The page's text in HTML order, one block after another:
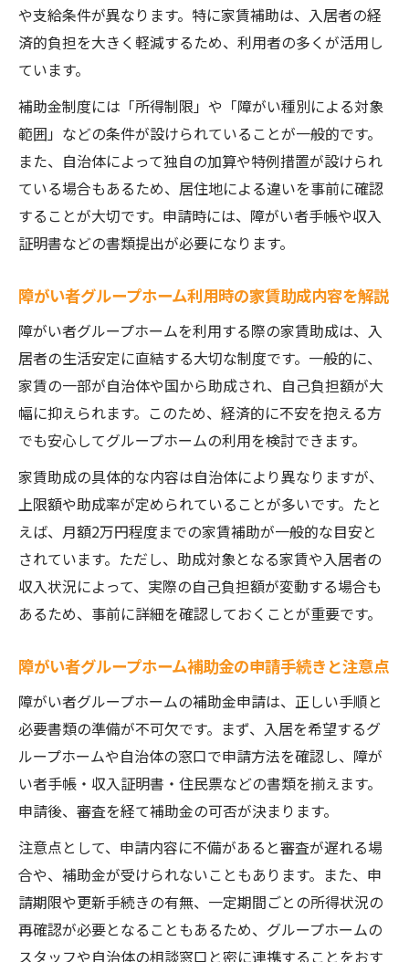
や支給条件が異なります。特に家賃補助は、入居者の経
済的負担を大きく軽減するため、利用者の多くが活用し
ています。
補助金制度には「所得制限」や「障がい種別による対象
範囲」などの条件が設けられていることが一般的です。
また、自治体によって独自の加算や特例措置が設けられ
ている場合もあるため、居住地による違いを事前に確認
することが大切です。申請時には、障がい者手帳や収入
証明書などの書類提出が必要になります。
障がい者グループホーム利用時の家賃助成内容を解説
障がい者グループホームを利用する際の家賃助成は、入
居者の生活安定に直結する大切な制度です。一般的に、
家賃の一部が自治体や国から助成され、自己負担額が大
幅に抑えられます。このため、経済的に不安を抱える方
でも安心してグループホームの利用を検討できます。
家賃助成の具体的な内容は自治体により異なりますが、
上限額や助成率が定められていることが多いです。たと
えば、月額2万円程度までの家賃補助が一般的な目安と
されています。ただし、助成対象となる家賃や入居者の
収入状況によって、実際の自己負担額が変動する場合も
あるため、事前に詳細を確認しておくことが重要です。
障がい者グループホーム補助金の申請手続きと注意点
障がい者グループホームの補助金申請は、正しい手順と
必要書類の準備が不可欠です。まず、入居を希望するグ
ループホームや自治体の窓口で申請方法を確認し、障が
い者手帳・収入証明書・住民票などの書類を揃えます。
申請後、審査を経て補助金の可否が決まります。
注意点として、申請内容に不備があると審査が遅れる場
合や、補助金が受けられないこともあります。また、申
請期限や更新手続きの有無、一定期間ごとの所得状況の
再確認が必要となることもあるため、グループホームの
スタッフや自治体の相談窓口と密に連携することをおす